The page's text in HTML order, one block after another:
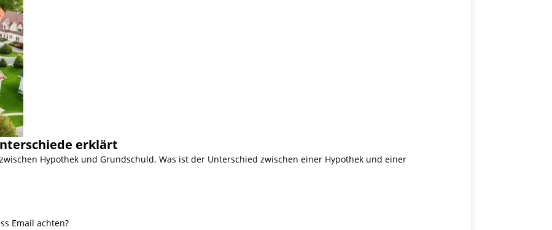
erklärt
Hypothek und Grundschuld. Was ist der Unterschied zwischen einer Hypothek und einer
Email achten?